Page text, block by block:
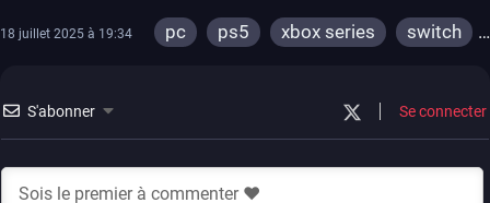
18 juillet 2025 à 19:34 pc ps5 xbox series
switch
S'abonner Se connecter